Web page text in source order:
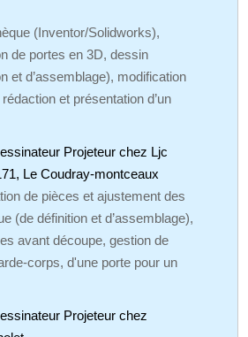
(Inventor/Solidworks),
de portes en 3D, dessin
et d’assemblage), modification
et présentation d’un
Projeteur chez Ljc
Le Coudray-montceaux
de pièces et ajustement des
(de définition et d’assemblage),
avant découpe, gestion de
corps, d'une porte pour un
Projeteur chez